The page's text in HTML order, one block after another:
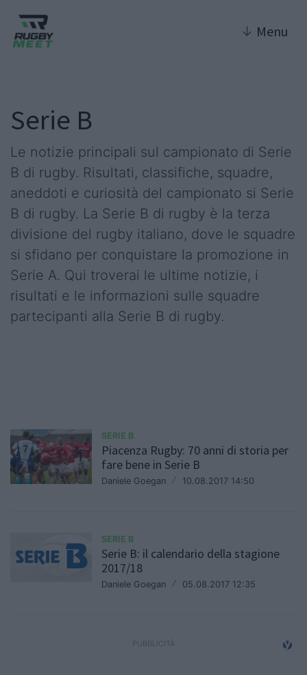
↓ Menu
Serie B
Le notizie principali sul campionato di Serie
B di rugby. Risultati, classifiche, squadre,
aneddoti e curiosità del campionato si Serie
B di rugby. La Serie B di rugby è la terza
divisione del rugby italiano, dove le squadre
si sfidano per conquistare la promozione in
Serie A. Qui troverai le ultime notizie, i
risultati e le informazioni sulle squadre
partecipanti alla Serie B di rugby.
SERIE B
Piacenza Rugby: 70 anni di storia per
fare bene in Serie B
Daniele Goegan / 10.08.2017 14:50
SERIE B
Serie B: il calendario della stagione
2017/18
Daniele Goegan / 05.08.2017 12:35